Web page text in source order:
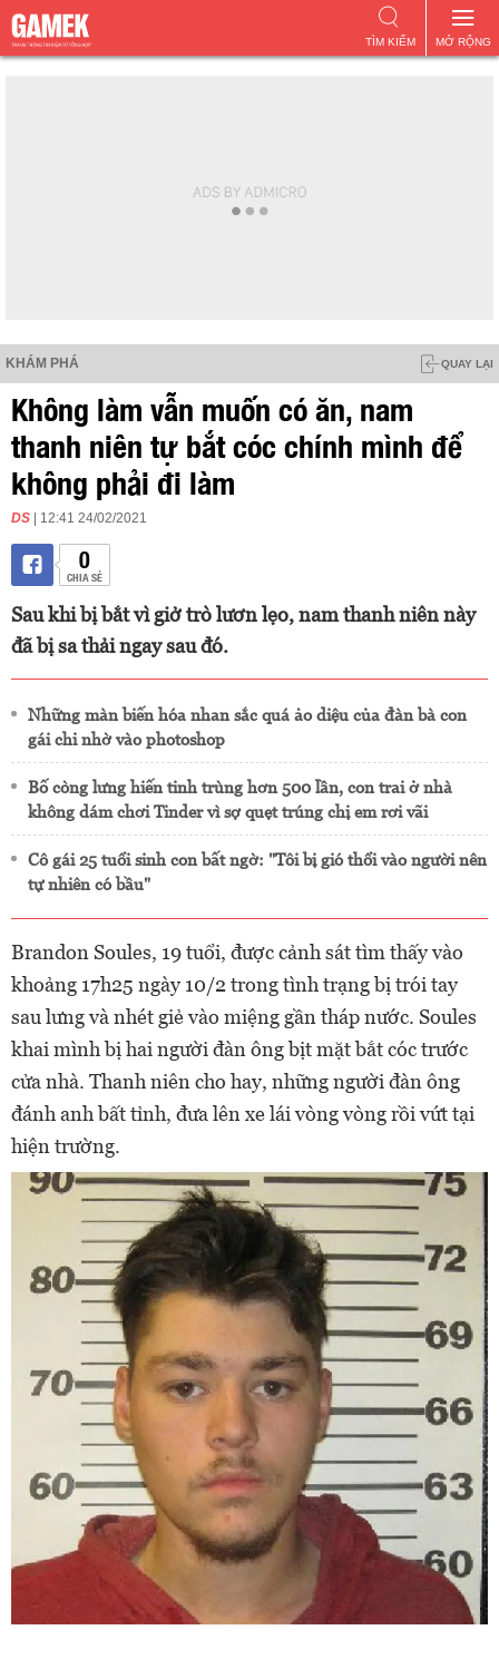
MỞ RỘNG
TÌM KIẾM
KHÁM PHÁ QUAY LẠI
Không làm vẫn muốn có ăn, nam
thanh niên tự bắt cóc chính mình để
không phải đi làm
DS | 12:41 24/02/2021
0
CHIA SẺ
Sau khi bị bắt vì giở trò lươn lẹo, nam thanh niên này
đã bị sa thải ngay sau đó.
Những màn biến hóa nhan sắc quá ảo diệu của đàn bà con
gái chỉ nhờ vào photoshop
Bố còng lưng hiến tinh trùng hơn 500 lần, con trai ở nhà
không dám chơi Tinder vì sợ quẹt trúng chị em rơi vãi
Cô gái 25 tuổi sinh con bất ngờ: "Tôi bị gió thổi vào người nên
tự nhiên có bầu"
Brandon Soules, 19 tuổi, được cảnh sát tìm thấy vào
khoảng 17h25 ngày 10/2 trong tình trạng bị trói tay
sau lưng và nhét giẻ vào miệng gần tháp nước. Soules
khai mình bị hai người đàn ông bịt mặt bắt cóc trước
cửa nhà. Thanh niên cho hay, những người đàn ông
đánh anh bất tỉnh, đưa lên xe lái vòng vòng rồi vứt tại
hiện trường.